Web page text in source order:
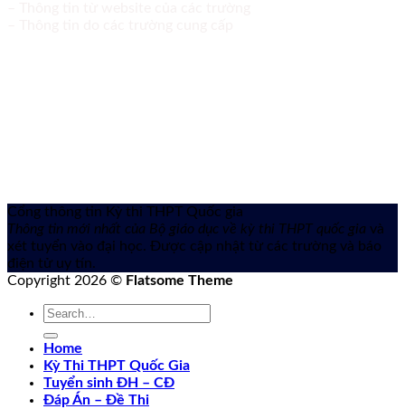
Cổng thông tin Kỳ thi THPT Quốc gia
Thông tin mới nhất của Bộ giáo dục về kỳ thi THPT quốc gia và
xét tuyển vào đại học. Được cập nhật từ các trường và báo
điện tử uy tín.
Copyright 2026 © Flatsome Theme
Home
Kỳ Thi THPT Quốc Gia
Tuyển sinh ĐH – CĐ
Đáp Án – Đề Thi